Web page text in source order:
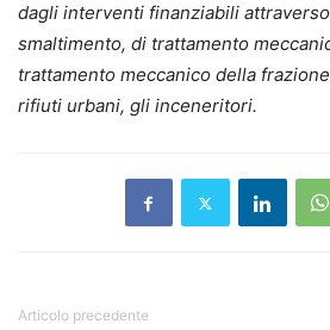
dagli interventi finanziabili
smaltimento, di trattamento
trattamento meccanico della
rifiuti urbani, gli inceneritori.
Articolo precedente